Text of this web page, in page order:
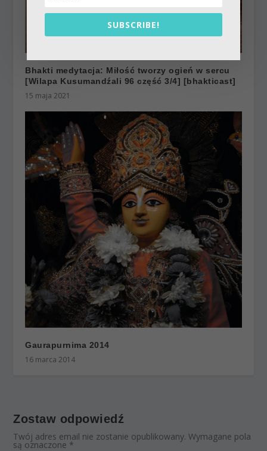
Bhakti medytacja: Miłość tworzy ogień w sercu
[Wilapa Kusumandźali 96 część 3/4] [bhakticast]
15 maja 2021
Gaurapurnima 2014
16 marca 2014
Zostaw odpowiedź
Twój adres email nie zostanie opublikowany. Wymagane pola
są oznaczone *
SUBSCRIBE!